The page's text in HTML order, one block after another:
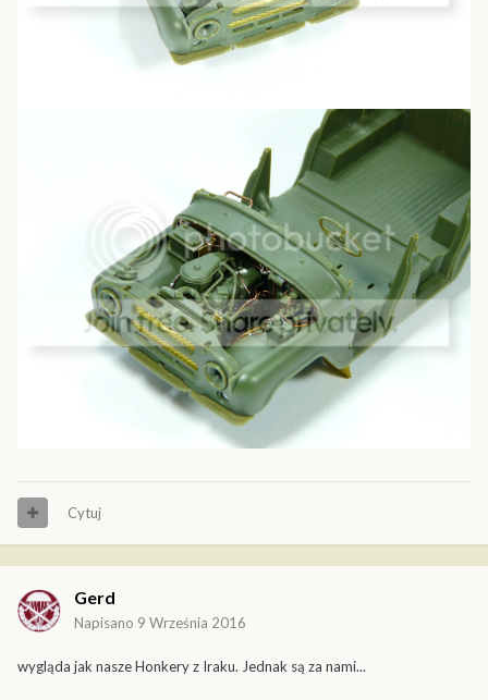
Cytuj
Gerd
Napisano 9 Września 2016
wygląda jak nasze Honkery z Iraku. Jednak są za nami...